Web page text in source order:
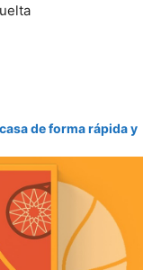
de forma rápida y